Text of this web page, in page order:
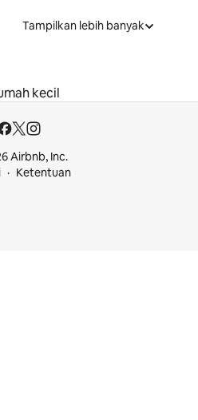
Tampilkan lebih banyak
kecil
Airbnb, Inc.
Ketentuan